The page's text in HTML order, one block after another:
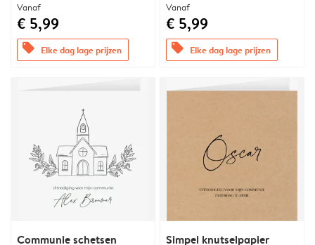
Vanaf
€ 5,99
offers Elke dag lage prijzen
Vanaf
€ 5,99
offers Elke dag lage prijzen
Communie schetsen Simpel knutselpapier